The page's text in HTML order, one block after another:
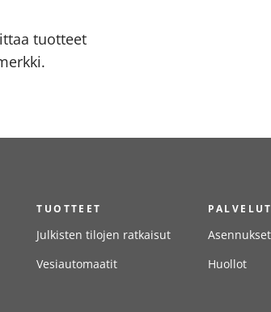
tuotteet
TUOTTEET
Julkisten tilojen ratkaisut
Vesiautomaatit
Asennukset
Huollot